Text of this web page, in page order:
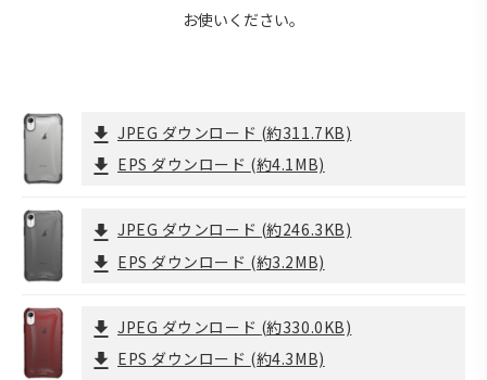
お使いください。
JPEG ダウンロード (約311.7KB)
EPS ダウンロード (約4.1MB)
JPEG ダウンロード (約246.3KB)
EPS ダウンロード (約3.2MB)
JPEG ダウンロード (約330.0KB)
EPS ダウンロード (約4.3MB)